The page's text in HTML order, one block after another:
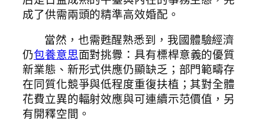
成了供需兩頭的精準高效婚配。
當然，也需甦醒熟悉到，我國體驗經濟
仍包養意思面對挑釁：具有標桿意義的優質
新業態、新形式供應仍顯缺乏；部門範疇存
在同質化競爭與低程度重復扶植；其對全體
花費立異的輻射效應與可連續示范價值，另
有開釋空間。